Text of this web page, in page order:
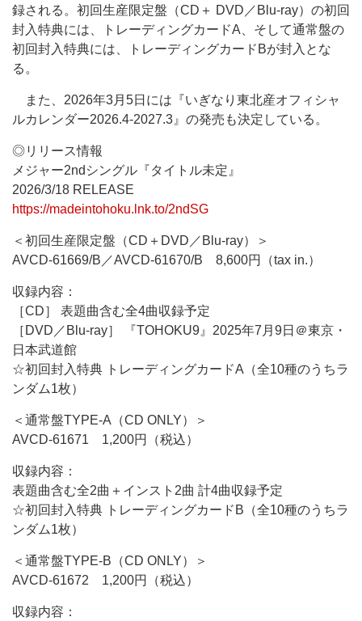
録される。初回生産限定盤（CD＋ DVD／Blu-ray）の初回
封入特典には、トレーディングカードA、そして通常盤の
初回封入特典には、トレーディングカードBが封入とな
る。
また、2026年3月5日には『いぎなり東北産オフィシャ
ルカレンダー2026.4-2027.3』の発売も決定している。
◎リリース情報
メジャー2ndシングル『タイトル未定』
2026/3/18 RELEASE
https://madeintohoku.lnk.to/2ndSG
＜初回生産限定盤（CD＋DVD／Blu-ray）＞
AVCD-61669/B／AVCD-61670/B 8,600円（tax in.）
収録内容：
［CD］ 表題曲含む全4曲収録予定
［DVD／Blu-ray］ 『TOHOKU9』2025年7月9日＠東京・
日本武道館
☆初回封入特典 トレーディングカードA（全10種のうちラ
ンダム1枚）
＜通常盤TYPE-A（CD ONLY）＞
AVCD-61671 1,200円（税込）
収録内容：
表題曲含む全2曲＋インスト2曲 計4曲収録予定
☆初回封入特典 トレーディングカードB（全10種のうちラ
ンダム1枚）
＜通常盤TYPE-B（CD ONLY）＞
AVCD-61672 1,200円（税込）
収録内容：